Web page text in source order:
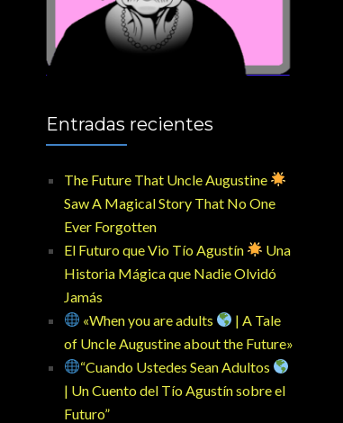
Entradas recientes
The Future That Uncle Augustine
Saw A Magical Story That No One
Ever Forgotten
El Futuro que Vio Tío Agustín
Una
Historia Mágica que Nadie Olvidó
Jamás
«When you are adults
| A Tale
of Uncle Augustine about the Future»
“Cuando Ustedes Sean Adultos
| Un Cuento del Tío Agustín sobre el
Futuro”